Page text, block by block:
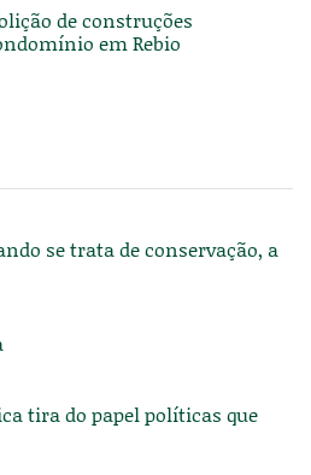
de construções
em Rebio
se trata de conservação, a
tira do papel políticas que